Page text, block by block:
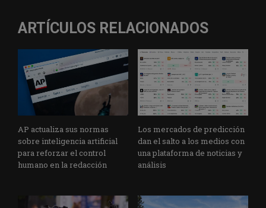
ARTÍCULOS RELACIONADOS
AP actualiza sus normas
sobre inteligencia artificial
para reforzar el control
humano en la redacción
Los mercados de predicción
dan el salto a los medios con
una plataforma de noticias y
análisis